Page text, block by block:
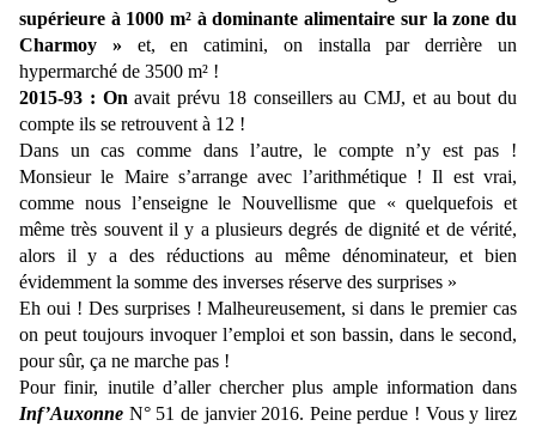
supérieure à 1000 m² à dominante alimentaire sur la zone du
Charmoy » et, en catimini, on installa par derrière un
hypermarché de 3500 m² !
2015-93 : Onavait prévu 18 conseillers au CMJ, et au bout du
compte ils se retrouvent à 12 !
Dans un cas comme dans l’autre, le compte n’y est pas !
Monsieur le Maire s’arrange avec l’arithmétique ! Il est vrai,
comme nous l’enseigne le Nouvellisme que « quelquefois et
même très souvent il y a plusieurs degrés de dignité et de vérité,
alors il y a des réductions au même dénominateur, et bien
évidemment la somme des inverses réserve des surprises »
Eh oui ! Des surprises ! Malheureusement, si dans le premier cas
on peut toujours invoquer l’emploi et son bassin, dans le second,
pour sûr, ça ne marche pas !
Pour finir, inutile d’aller chercher plus ample information dans
Inf’Auxonne N° 51 de janvier 2016. Peine perdue ! Vous y lirez